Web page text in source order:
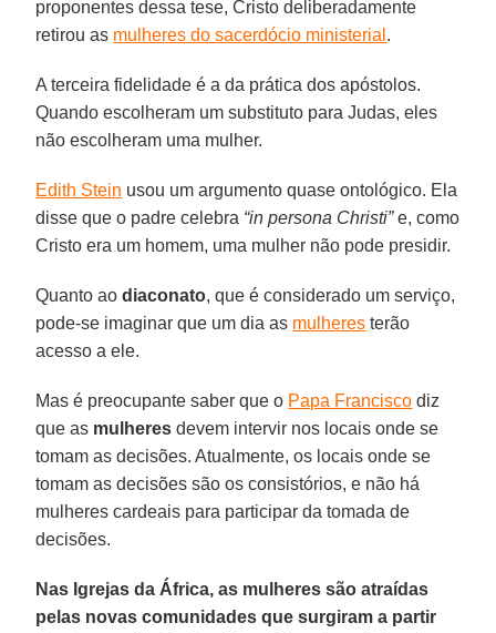
proponentes dessa tese, Cristo deliberadamente
retirou as mulheres do sacerdócio ministerial .
A terceira fidelidade é a da prática dos apóstolos.
Quando escolheram um substituto para Judas, eles
não escolheram uma mulher.
Edith Stein usou um argumento quase ontológico. Ela
disse que o padre celebra “in persona Christi”e, como
Cristo era um homem, uma mulher não pode presidir.
Quanto aodiaconato, que é considerado um serviço,
pode-se imaginar que um dia as mulheres terão
acesso a ele.
Mas é preocupante saber que o Papa Francisco diz
que as mulheres devem intervir nos locais onde se
tomam as decisões. Atualmente, os locais onde se
tomam as decisões são os consistórios, e não há
mulheres cardeais para participar da tomada de
decisões.
Nas Igrejas da África, as mulheres são atraídas
pelas novas comunidades que surgiram a partir